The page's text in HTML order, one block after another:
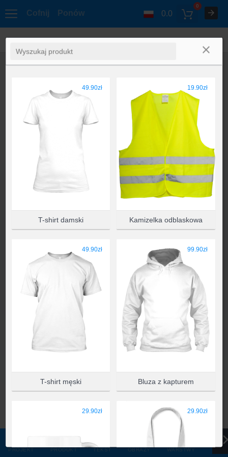
Cofnij Ponów 0.0
0
PROJEKT PRODUKT TEKST OBRAZY WARSTWY
T-shirt damski
49.90zł
Kamizelka odblaskowa
19.90zł
T-shirt męski
49.90zł
Bluza z kapturem
99.90zł
29.90zł 29.90zł